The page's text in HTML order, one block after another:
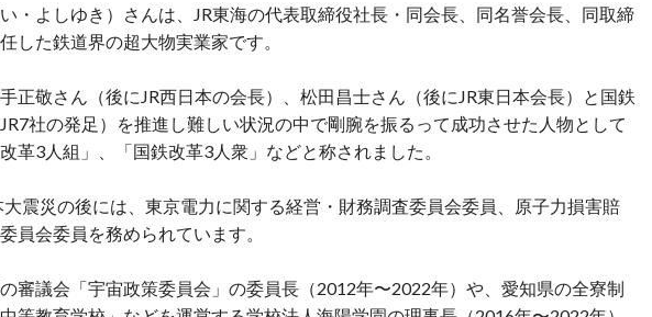
・よしゆき）さんは、JR東海の代表取締役社長・同会長、同名誉会長、同取締
した鉄道界の超大物実業家です。
正敬さん（後にJR西日本の会長）、松田昌士さん（後にJR東日本会長）と国鉄
社の発足）を推進し難しい状況の中で剛腕を振るって成功させた人物として
革3人組」、「国鉄改革3人衆」などと称されました。
震災の後には、東京電力に関する経営・財務調査委員会委員、原子力損害賠
員会委員を務められています。
審議会「宇宙政策委員会」の委員長（2012年〜2022年）や、愛知県の全寮制